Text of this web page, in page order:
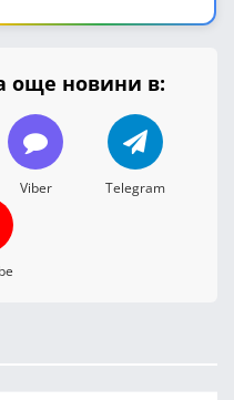
още новини в:
Viber Telegram